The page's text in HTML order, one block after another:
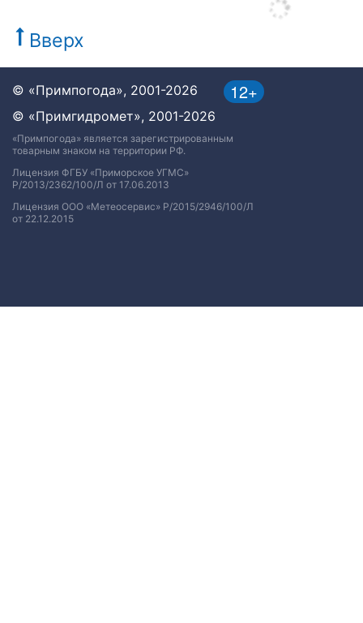
Вверх
12+
© «Примпогода», 2001-2026
© «Примгидромет», 2001-2026
«Примпогода» является зарегистрированным
товарным знаком на территории РФ.
Лицензия ФГБУ «Приморское УГМС»
Р/2013/2362/100/Л от 17.06.2013
Лицензия ООО «Метеосервис» Р/2015/2946/100/Л
от 22.12.2015